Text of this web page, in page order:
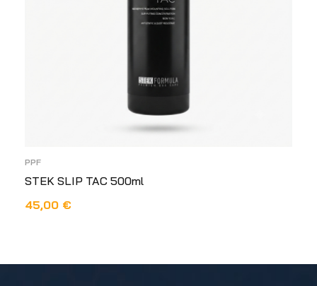
PPF
STEK SLIP TAC 500ml
45,00 €